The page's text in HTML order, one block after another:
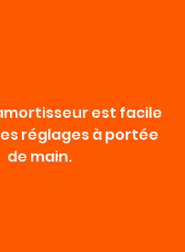
est facile
réglages à portée
de main.